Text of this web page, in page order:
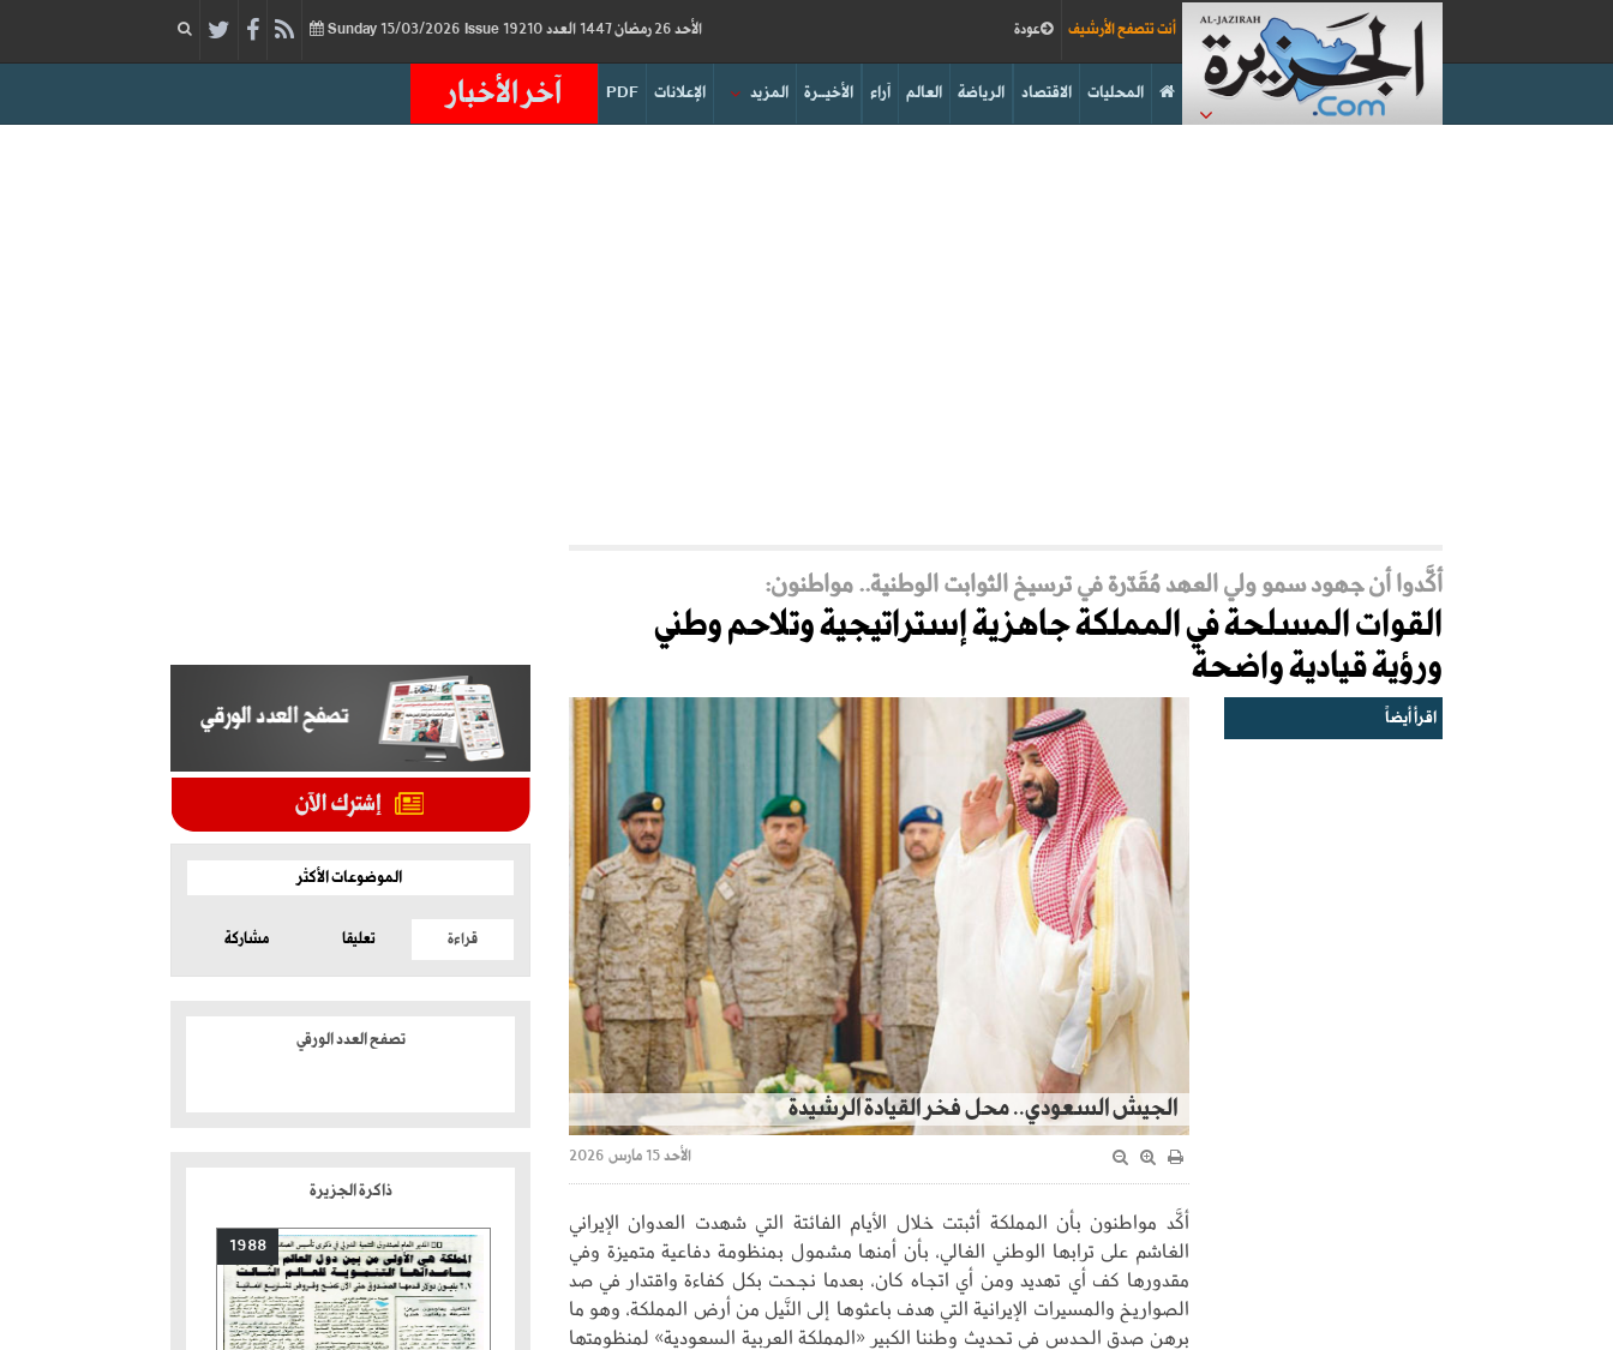
الأحد 26 رمضان 1447 العدد 19210 15/03/2026 Issue عودة أنت تتصفح الأرشيف
آخر الأخبار PDF الإعلانات المزيد الأخيــرة آراء العالم الرياضة الاقتصاد المحليات
أكَّدوا أن جهود سمو ولي العهد مُقَدّرة في ترسيخ الثوابت الوطنية.. مواطنون:
القوات المسلحة في المملكة جاهزية إستراتيجية وتلاحم وطني
ورؤية قيادية واضحة
اقرأ أيضاً
الجيش السعودي.. محل فخر القيادة الرشيدة
الأحد 15 مارس 2026
أكَّد مواطنون بأن المملكة أثبتت خلال الأيام الفائتة التي شهدت العدوان الإيراني
الغاشم على ترابها الوطني الغالي، بأن أمنها مشمول بمنظومة دفاعية متميزة وفي
مقدورها كف أي تهديد ومن أي اتجاه كان، بعدما نجحت بكل كفاءة واقتدار في صد
الصواريخ والمسيرات الإيرانية التي هدف باعثوها إلى النَّيل من أرض المملكة، وهو ما
برهن صدق الحدس في تحديث وطننا الكبير «المملكة العربية السعودية» لمنظومتها
الموضوعات الأكثر
قراءة تعليقا مشاركة
تصفح العدد الورقي
ذاكرة الجزيرة
1988